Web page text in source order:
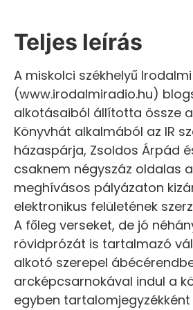
Teljes leírás
A miskolci székhelyű
(www.irodalmiradio.hu)
alkotásaiból állította össze a
Könyvhát alkalmából az IR
házaspárja, Zsoldos Árpád
csaknem négyszáz oldalas
meghívásos pályázaton
elektronikus felületének
A főleg verseket, de jó
rövidprózát is tartalmazó
alkotó szerepel
arcképcsarnokával indul a
egyben tartalomjegyzékként